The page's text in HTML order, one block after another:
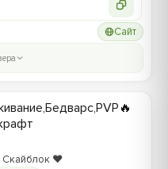
Сайт
Скайблок ❤️